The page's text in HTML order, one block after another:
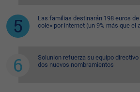
Las familias destinarán 198 euros
cole» por internet (un 9% más que el
Solunion refuerza su equipo
dos nuevos nombramientos